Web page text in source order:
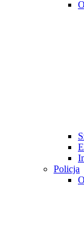
Policja